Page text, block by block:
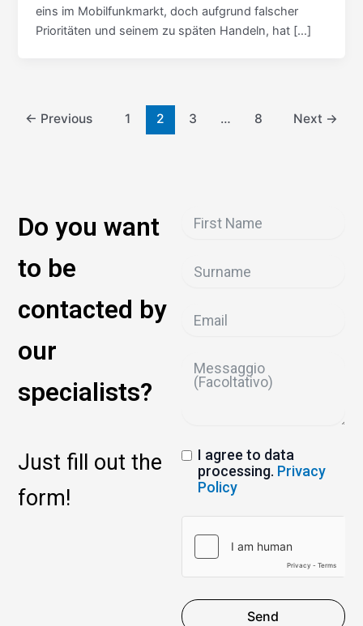
eins im Mobilfunkmarkt, doch aufgrund falscher
Prioritäten und seinem zu späten Handeln, hat […]
← Previous 1 2 3 … 8 Next →
Do you want
to be
contacted by
our
specialists?
Just fill out the
form!
I agree to data
processing. Privacy
Policy
Send